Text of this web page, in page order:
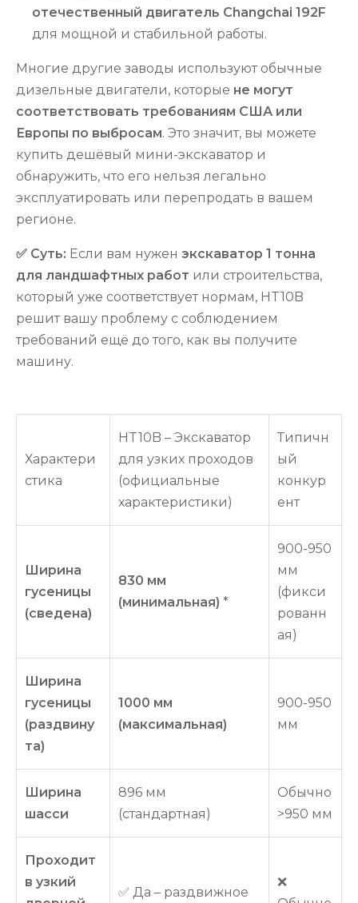
отечественный двигатель Changchai 192F
для мощной и стабильной работы.
Многие другие заводы используют обычные
дизельные двигатели, которые не могут
соответствовать требованиям США или
Европы по выбросам. Это значит, вы можете
купить дешёвый мини-экскаватор и
обнаружить, что его нельзя легально
эксплуатировать или перепродать в вашем
регионе.
✅ Суть: Если вам нужен экскаватор 1 тонна
для ландшафтных работ или строительства,
который уже соответствует нормам, HT10B
решит вашу проблему с соблюдением
требований ещё до того, как вы получите
машину.
Характери
стика
HT10B – Экскаватор
для узких проходов
(официальные
характеристики)
Типичн
ый
конкур
ент
Ширина
гусеницы
(сведена)
830 мм
(минимальная) *
900-950
мм
(фикси
рованн
ая)
Ширина
гусеницы
(раздвину
та)
1000 мм
(максимальная)
900-950
мм
Ширина
шасси
896 мм
(стандартная)
Обычно
>950 мм
Проходит
в узкий
✅ Да – раздвижное
❌